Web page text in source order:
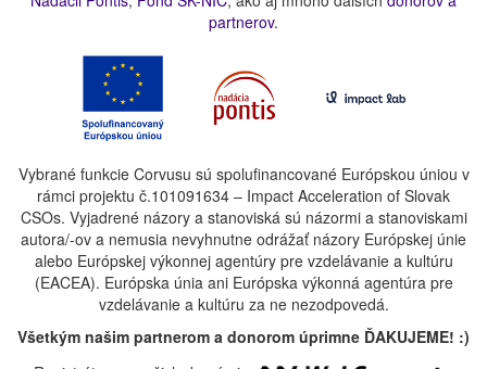
partnerov.
Vybrané funkcie Corvusu sú spolufinancované Európskou úniou v
rámci projektu č.101091634 – Impact Acceleration of Slovak
CSOs. Vyjadrené názory a stanoviská sú názormi a stanoviskami
autora/-ov a nemusia nevyhnutne odrážať názory Európskej únie
alebo Európskej výkonnej agentúry pre vzdelávanie a kultúru
(EACEA). Európska únia ani Európska výkonná agentúra pre
vzdelávanie a kultúru za ne nezodpovedá.
Všetkým našim partnerom a donorom úprimne ĎAKUJEME! :)